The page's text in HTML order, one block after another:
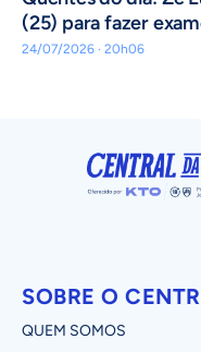
(25) para fazer
24/07/2026 · 20h06
SOBRE O
QUEM SOMOS